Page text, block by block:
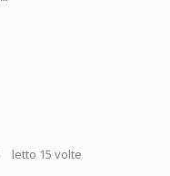
letto 15 volte